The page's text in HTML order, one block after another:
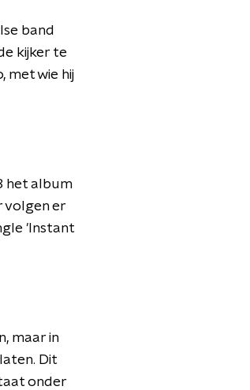
band
kijker te
met wie hij
het album
volgen er
'Instant
maar in
Dit
onder